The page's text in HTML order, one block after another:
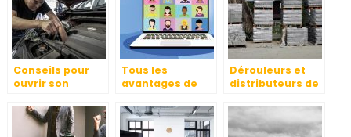
Conseils pour
ouvrir son
Tous les
avantages de
LMS pour votre
entreprise
Dérouleurs et
distributeurs de